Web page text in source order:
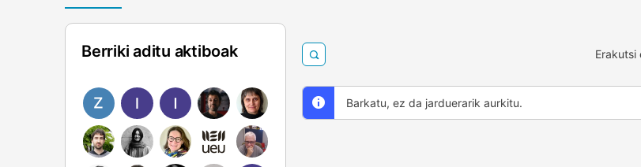
eguneratze
Erakutsi
Barkatu, ez da jarduerarik aurkitu.
Berriki aditu aktiboak